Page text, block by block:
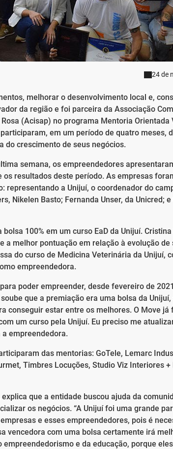
24 de
melhorar o desenvolvimento local e,
da região e foi parceira da Associação
(Acisap) no programa Mentoria Orientada
em um período de quatro meses,
do crescimento de seus negócios.
semana, os empreendedores
resultados deste período. As empresas
representando a Unijuí, o coordenador do
Nikelen Basto; Fernanda Unser, da Unicred;
100% em um curso EaD da Unijuí.
a melhor pontuação em relação à evolução de
do curso de Medicina Veterinária da Unijuí,
empreendedora.
poder empreender, desde fevereiro de
que a premiação era uma bolsa da
conseguir estar entre os melhores. O Move já
um curso pela Unijuí. Eu preciso me
a empreendedora.
das mentorias: GoTele, Lemarc
Timbres Locuções, Studio Viz Interiores +
que a entidade buscou ajuda da
os negócios. “A Unijuí foi uma grande
e esses empreendedores, pois é
vencedora com uma bolsa certamente irá
e da educação, porque